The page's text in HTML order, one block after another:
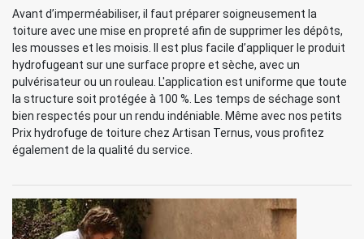
Avant d’imperméabiliser, il faut préparer soigneusement la
toiture avec une mise en propreté afin de supprimer les dépôts,
les mousses et les moisis. Il est plus facile d’appliquer le produit
hydrofugeant sur une surface propre et sèche, avec un
pulvérisateur ou un rouleau. L'application est uniforme que toute
la structure soit protégée à 100 %. Les temps de séchage sont
bien respectés pour un rendu indéniable. Même avec nos petits
Prix hydrofuge de toiture chez Artisan Ternus, vous profitez
également de la qualité du service.